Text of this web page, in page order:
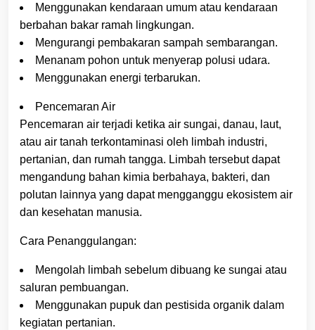
Menggunakan kendaraan umum atau kendaraan
berbahan bakar ramah lingkungan.
Mengurangi pembakaran sampah sembarangan.
Menanam pohon untuk menyerap polusi udara.
Menggunakan energi terbarukan.
Pencemaran Air
Pencemaran air terjadi ketika air sungai, danau, laut,
atau air tanah terkontaminasi oleh limbah industri,
pertanian, dan rumah tangga. Limbah tersebut dapat
mengandung bahan kimia berbahaya, bakteri, dan
polutan lainnya yang dapat mengganggu ekosistem air
dan kesehatan manusia.
Cara Penanggulangan:
Mengolah limbah sebelum dibuang ke sungai atau
saluran pembuangan.
Menggunakan pupuk dan pestisida organik dalam
kegiatan pertanian.